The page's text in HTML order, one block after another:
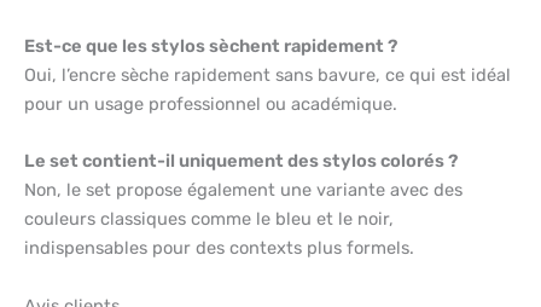
Est-ce que les stylos sèchent rapidement ?
Oui, l’encre sèche rapidement sans bavure, ce qui est idéal
pour un usage professionnel ou académique.
Le set contient-il uniquement des stylos colorés ?
Non, le set propose également une variante avec des
couleurs classiques comme le bleu et le noir,
indispensables pour des contexts plus formels.